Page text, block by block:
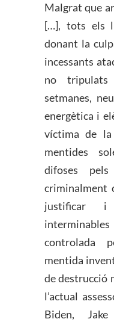
Malgrat que
[…], tots els
donant la
incessants
no
setmanes,
energètica i
víctima de
mentides
difoses
criminalment
justificar i
controlada
mentida
de destrucció
l’actual
Biden,